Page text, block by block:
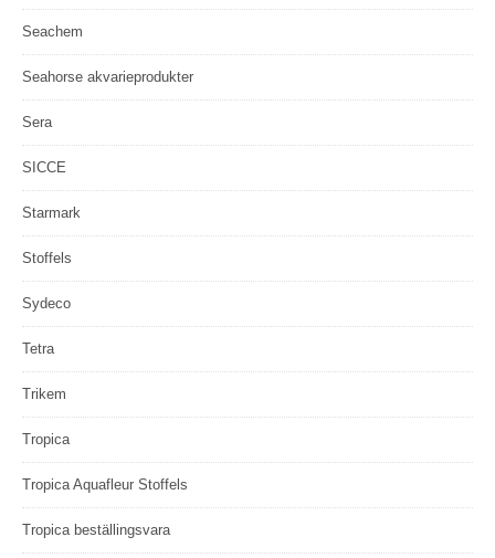
Seachem
Seahorse akvarieprodukter
Sera
SICCE
Starmark
Stoffels
Sydeco
Tetra
Trikem
Tropica
Tropica Aquafleur Stoffels
Tropica beställingsvara